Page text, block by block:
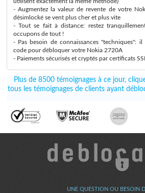
- Augmentez la valeur de revente de votre
désimlocké se vent plus cher et plus vite
- Tout se fait à distance: restez
occupons de tout !
- Pas besoin de connaissances "techniques":
code pour débloquer votre Nokia 2720A
- Paiements sécurisés et cryptés par certificats SSL
Plus de 8500 témoignages à ce jour,
tous les témoignages de clients ayant
UNE QUESTION OU BESOIN